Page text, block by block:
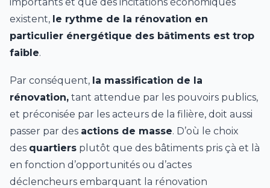
existent, le rythme de la rénovation en
particulier énergétique des bâtiments est trop
faible.
Par conséquent, la massification de la
rénovation, tant attendue par les pouvoirs publics,
et préconisée par les acteurs de la filière, doit aussi
passer par des actions de masse. D’où le choix
des quartiers plutôt que des bâtiments pris çà et là
en fonction d’opportunités ou d’actes
déclencheurs embarquant la rénovation